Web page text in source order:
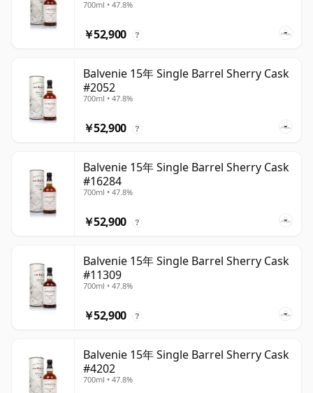
700ml • 47.8%
￥52,900 ?
Balvenie 15年 Single Barrel Sherry Cask
#2052
700ml • 47.8%
￥52,900 ?
Balvenie 15年 Single Barrel Sherry Cask
#16284
700ml • 47.8%
￥52,900 ?
Balvenie 15年 Single Barrel Sherry Cask
#11309
700ml • 47.8%
￥52,900 ?
Balvenie 15年 Single Barrel Sherry Cask
#4202
700ml • 47.8%